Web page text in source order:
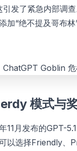
发了紧急内部调
加“绝不提及哥布
模式与
11月发布的GPT-
以选择Friendly、